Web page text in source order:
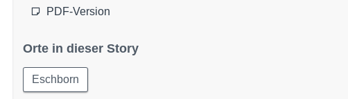
PDF-Version
Orte in dieser Story
Eschborn